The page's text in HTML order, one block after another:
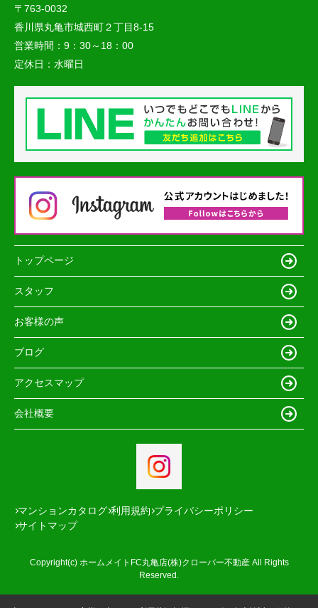
〒763-0032
香川県丸亀市城西町２丁目8-15
営業時間： 9：30～18：00
定休日： 水曜日
トップページ
スタッフ
お客様の声
ブログ
アクセスマップ
会社概要
マンションカタログ 利用規約 プライバシーポリシー
サイトマップ
Copyright(c) ホームメイトFC丸亀店(株)クローバー不動産 All Rights
Reserved.